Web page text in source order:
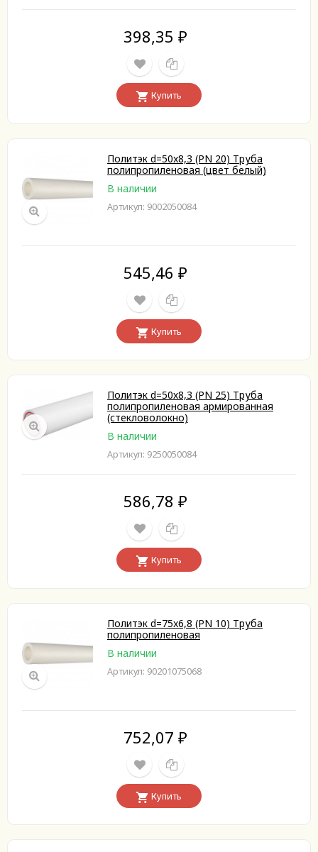
398,35 ₽
Купить
Политэк d=50x8,3 (PN 20) Труба
полипропиленовая (цвет белый)
В наличии
Артикул: 9002050084
545,46 ₽
Купить
Политэк d=50х8,3 (PN 25) Труба
полипропиленовая армированная
(стекловолокно)
В наличии
Артикул: 9250050084
586,78 ₽
Купить
Политэк d=75x6,8 (PN 10) Труба
полипропиленовая
В наличии
Артикул: 90201075068
752,07 ₽
Купить